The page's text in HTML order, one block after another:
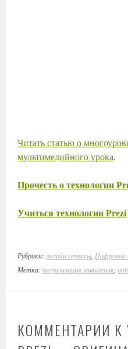
Читать статью о
мультимедийного урока.
Прочесть о технологии
Учиться технологии Prezi
Рубрики:онлайн сервисы Цифровая
Метки:визуализация мышления ,
КОММЕНТАРИИ К